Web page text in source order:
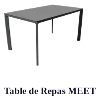
Table de Repas MEET